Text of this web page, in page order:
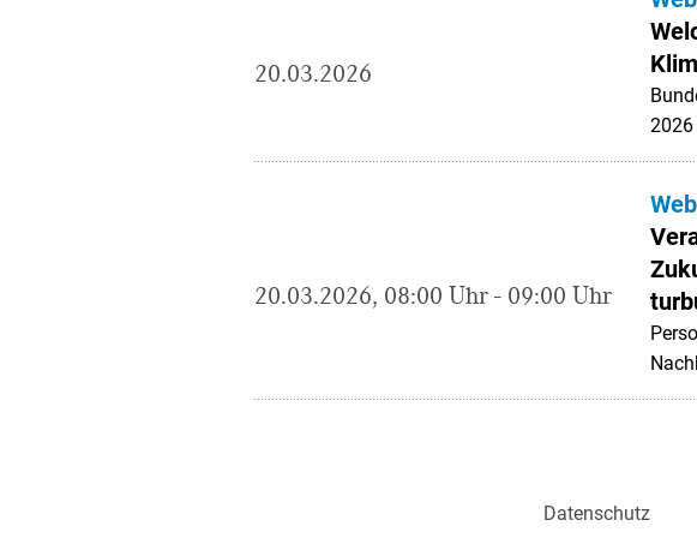
20.03.2026
2026
20.03.2026, 08:00 Uhr - 09:00 Uhr
Web
Datenschutz